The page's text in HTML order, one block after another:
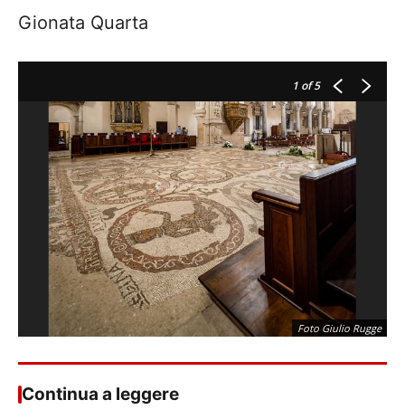
Gionata Quarta
1 of 5
Foto Giulio Rugge
Continua a leggere